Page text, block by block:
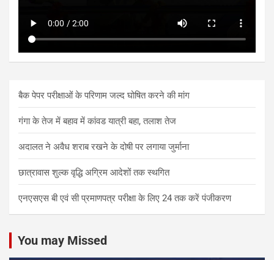
बैक पेपर परीक्षाओं के परिणाम जल्द घोषित करने की मांग
गंगा के तेज में बहाव में कांवड यात्री बहा, तलाश तेज
अदालत ने अवैध शराब रखने के दोषी पर लगाया जुर्माना
छात्रावास शुल्क वृद्धि अग्रिम आदेशों तक स्थगित
एनएसएस बी एवं सी प्रमाणपत्र परीक्षा के लिए 24 तक करें पंजीकरण
You may Missed